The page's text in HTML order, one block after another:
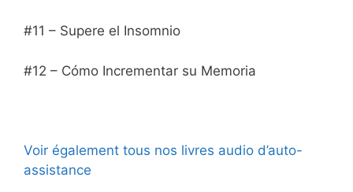
#11 – Supere el Insomnio
#12 – Cómo Incrementar su Memoria
Voir également tous nos livres audio d’auto-
assistance